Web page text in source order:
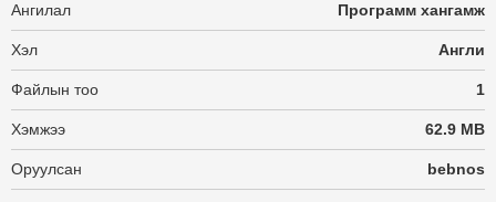
Ангилал Программ хангамж
Хэл Англи
Файлын тоо 1
Хэмжээ 62.9 MB
Оруулсан bebnos